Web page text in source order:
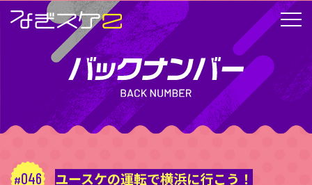
046 ユースケの運転で横浜に行こう！